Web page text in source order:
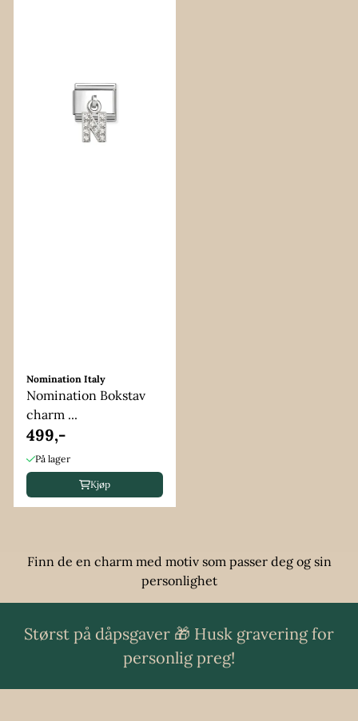
Nomination Italy
Nomination Bokstav
charm ...
499,-
På lager
Kjøp
Finn de en charm med motiv som passer deg og sin
personlighet
Størst på dåpsgaver 🎁 Husk gravering for
personlig preg!